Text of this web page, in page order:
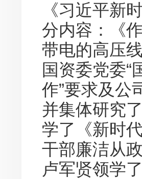
《习近平新
分内容：《
带电的高压
国资委党委
作”要求及公
并集体研究
学了《新时
干部廉洁从
卢军贤领学